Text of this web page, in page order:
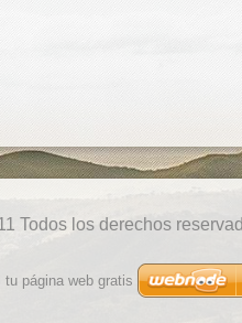
Todos los derechos
tu página web gratis